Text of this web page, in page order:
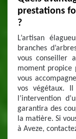
prestations
?
L’artisan
branches
vous conseiller
moment propice
vous
vos végétaux.
l’intervention
garantira des
la matière. Si
à Aveze,